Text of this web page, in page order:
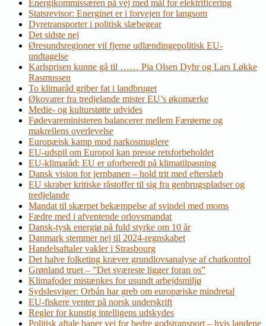
Energikommissæren på vej med mål for elektrificering
Statsrevisor: Energinet er i forvejen for langsom
Dyretransporter i politisk slæbegear
Det sidste nej
Øresundsregioner vil fjerne udlændingepolitisk EU-
undtagelse
Karlsprisen kunne gå til …… Pia Olsen Dyhr og Lars Løkke
Rasmussen
To klimaråd griber fat i landbruget
Økovarer fra tredjelande mister EU’s økomærke
Medie- og kulturstøtte udvides
Fødevareministeren balancerer mellem Færøerne og
makrellens overlevelse
Europæisk kamp mod narkosmuglere
EU-udspil om Europol kan presse retsforbeholdet
EU-klimaråd: EU er uforberedt på klimatilpasning
Dansk vision for jernbanen – hold trit med efterslæb
EU skraber kritiske råstoffer til sig fra genbrugspladser og
tredjelande
Mandat til skærpet bekæmpelse af svindel med moms
Fædre med i afventende orlovsmandat
Dansk-tysk energiø på fuld styrke om 10 år
Danmark stemmer nej til 2024-regnskabet
Handelsaftaler vakler i Strasbourg
Det halve folketing kræver grundlovsanalyse af chatkontrol
Grønland truet – ”Det sværeste ligger foran os”
Klimafoder mistænkes for usundt arbejdsmiljø
Sydslesviger: Orbán har greb om europæiske mindretal
EU-fiskere venter på norsk underskrift
Regler for kunstig intelligens udskydes
Politisk aftale baner vej for bedre godstransport – hvis landene